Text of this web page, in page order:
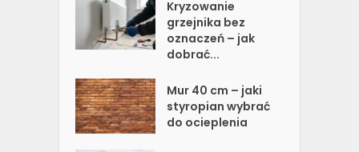
Kryzowanie
grzejnika bez
oznaczeń – jak
dobrać...
Mur 40 cm – jaki
styropian wybrać
do ocieplenia